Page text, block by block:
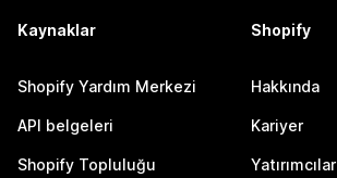
Kaynaklar
Shopify Yardım Merkezi
API belgeleri
Shopify Topluluğu
Shopify
Hakkında
Kariyer
Yatırımcılar